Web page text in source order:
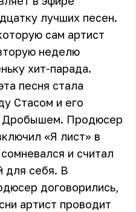
лучших песен.
сам артист
неделю
хит-парада.
песня стала
Стасом и его
Дробышем. Продюсер
«Я лист» в
и считал
для себя. В
договорились,
артист проводит